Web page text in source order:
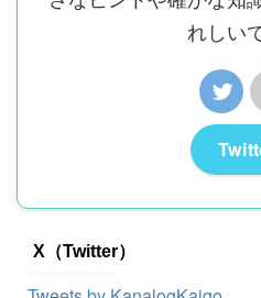
れしい
X（Twitter）